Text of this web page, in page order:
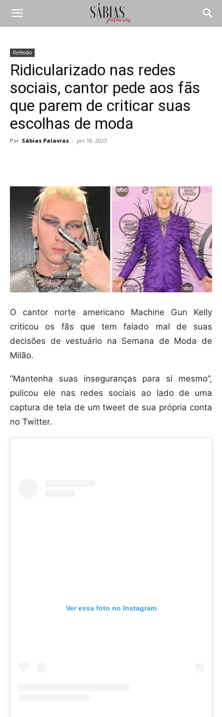
Reflexão
Ridicularizado nas redes
sociais, cantor pede aos fãs
que parem de criticar suas
escolhas de moda
Por Sábias Palavras - jan 18, 2023
O cantor norte americano Machine Gun Kelly
criticou os fãs que tem falado mal de suas
decisões de vestuário na Semana de Moda de
Milão.
“Mantenha suas inseguranças para si mesmo”,
pulicou ele nas redes sociais ao lado de uma
captura de tela de um tweet de sua própria conta
no Twitter.
Ver essa foto no Instagram